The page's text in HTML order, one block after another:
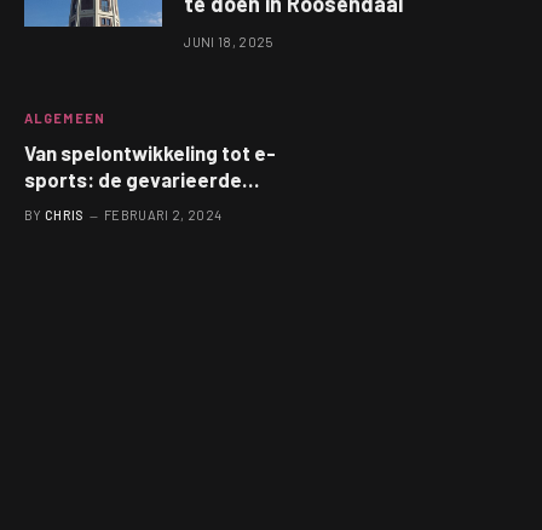
JUNI 18, 2025
ALGEMEEN
Van spelontwikkeling tot e-
sports: de gevarieerde
wereld van gaming en zijn
BY CHRIS FEBRUARI 2, 2024